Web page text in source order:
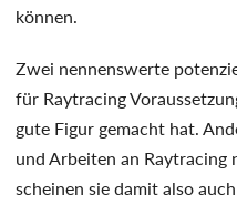
können.
Zwei nennenswerte
für Raytracing
gute Figur gemacht hat.
und Arbeiten an Raytracing
scheinen sie damit also